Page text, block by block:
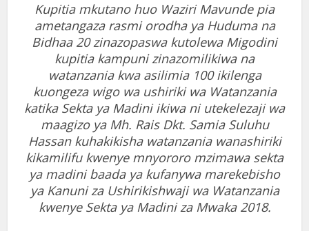
Kupitia mkutano huo Waziri Mavunde pia
ametangaza rasmi orodha ya Huduma na
Bidhaa 20 zinazopaswa kutolewa Migodini
kupitia kampuni zinazomilikiwa na
watanzania kwa asilimia 100 ikilenga
kuongeza wigo wa ushiriki wa Watanzania
katika Sekta ya Madini ikiwa ni utekelezaji wa
maagizo ya Mh. Rais Dkt. Samia Suluhu
Hassan kuhakikisha watanzania wanashiriki
kikamilifu kwenye mnyororo mzimawa sekta
ya madini baada ya kufanywa marekebisho
ya Kanuni za Ushirikishwaji wa Watanzania
kwenye Sekta ya Madini za Mwaka 2018.